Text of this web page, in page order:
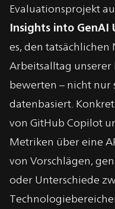
Evaluationsprojekt
Insights into GenAI
es, den tatsächlichen
Arbeitsalltag
bewerten – nicht nur
datenbasiert.
von GitHub Copilot
Metriken über eine
von Vorschlägen,
oder Unterschiede